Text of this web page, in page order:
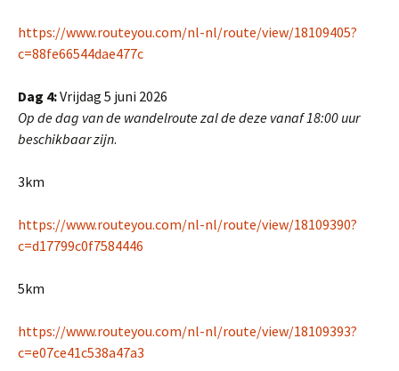
https://www.routeyou.com/nl-nl/route/view/18109405?
c=88fe66544dae477c
Dag 4:Vrijdag 5 juni 2026
Op de dag van de wandelroute zal de deze vanaf 18:00 uur
beschikbaar zijn.
3km
https://www.routeyou.com/nl-nl/route/view/18109390?
c=d17799c0f7584446
5km
https://www.routeyou.com/nl-nl/route/view/18109393?
c=e07ce41c538a47a3